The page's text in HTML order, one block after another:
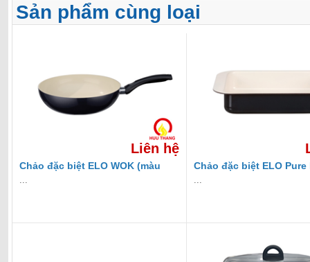
Sản phẩm cùng loại
Liên hệ
Chảo đặc biệt ELO WOK (màu
...
Chảo đặc biệt ELO Pure
...